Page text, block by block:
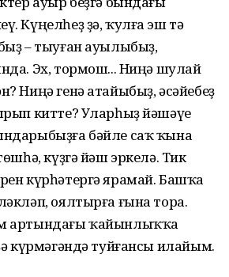
Күңелһеҙ ҙә, ҡулға эш тә
– тыуған ауылыбыҙ,
Эх, тормош... Ниңә шулай
Ниңә генә атайыбыҙ, әсәйебеҙ
китте? Уларһыҙ йәшәүе
бәйле саҡ ҡына
күҙгә йәш эркелә. Тик
күрһәтергә ярамай. Башҡа
оялтырға ғына тора.
артындағы ҡайынлыҡҡа
күрмәгәндә туйғансы илайым.